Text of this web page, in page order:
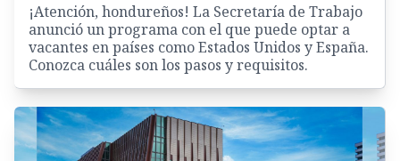
¡Atención, hondureños! La Secretaría de Trabajo
anunció un programa con el que puede optar a
vacantes en países como Estados Unidos y España.
Conozca cuáles son los pasos y requisitos.